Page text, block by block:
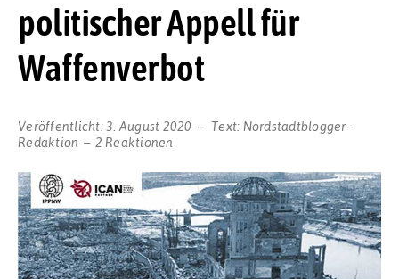
politischer Appell für
Waffenverbot
Veröffentlicht:3. August 2020 Text: Nordstadtblogger-
Redaktion
2 Reaktionen